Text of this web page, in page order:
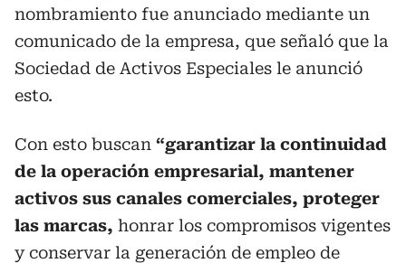
nombramiento fue anunciado mediante un
comunicado de la empresa, que señaló que la
Sociedad de Activos Especiales le anunció
esto.
Con esto buscan “garantizar la continuidad
de la operación empresarial, mantener
activos sus canales comerciales, proteger
las marcas, honrar los compromisos vigentes
y conservar la generación de empleo de